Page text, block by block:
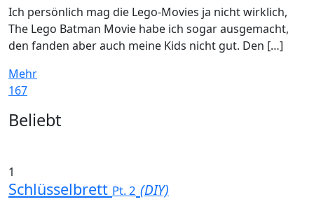
Ich persönlich mag die Lego-Movies ja nicht wirklich,
The Lego Batman Movie habe ich sogar ausgemacht,
den fanden aber auch meine Kids nicht gut. Den […]
Mehr
167
Widgets
Beliebt
1
Schlüsselbrett Pt. 2 (DIY)